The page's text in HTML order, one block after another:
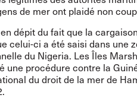
de mer ont plaidé non
dépit du fait que la
celui-ci a été saisi dans une
du Nigeria. Les Îles
une procédure contre la
du droit de la mer de